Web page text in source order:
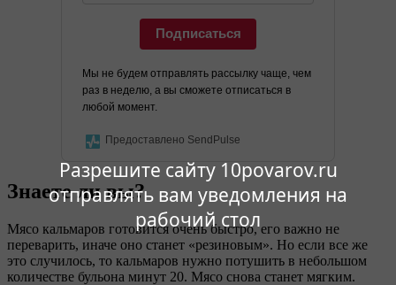
Разрешите сайту 10povarov.ru
отправлять вам уведомления на
рабочий стол
Подписаться
Мы не будем отправлять рассылку чаще, чем
раз в неделю, а вы сможете отписаться в
любой момент.
Предоставлено SendPulse
Знаете ли вы?
Мясо кальмаров готовится очень быстро, его важно не
переварить, иначе оно станет «резиновым». Но если все же
это случилось, то кальмаров нужно потушить в небольшом
количестве бульона минут 20. Мясо снова станет мягким.